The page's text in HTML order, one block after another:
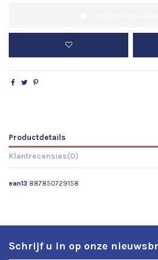
Productdetails
Klantrecensies(0)
ean13 887850729158
Schrijf u in op onze